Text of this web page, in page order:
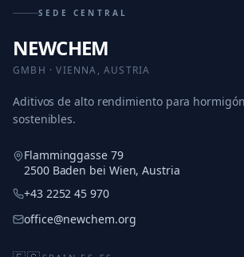
SEDE CENTRAL
NEWCHEM
GMBH · VIENNA, AUSTRIA
Aditivos de alto rendimiento para
sostenibles.
Flamminggasse 79
2500 Baden bei Wien, Austria
+43 2252 45 970
office@newchem.org